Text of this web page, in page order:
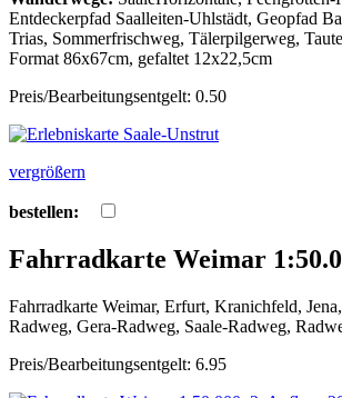
Entdeckerpfad Saalleiten-Uhlstädt, Geopfad
Trias, Sommerfrischweg, Tälerpilgerweg,
Format 86x67cm, gefaltet 12x22,5cm
Preis/Bearbeitungsentgelt: 0.50
vergrößern
bestellen:
Fahrradkarte Weimar
Fahrradkarte Weimar, Erfurt, Kranichfeld,
Radweg, Gera-Radweg, Saale-Radweg,
Preis/Bearbeitungsentgelt: 6.95